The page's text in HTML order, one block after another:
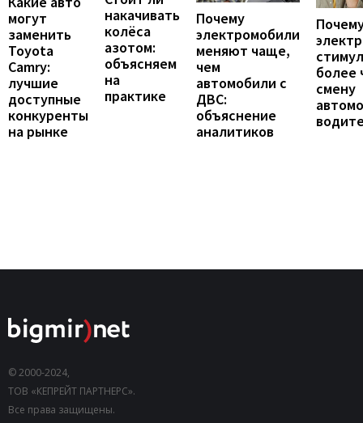
могут
заменить
Toyota
Camry:
лучшие
доступные
конкуренты
на рынке
накачивать
колёса
азотом:
объясняем
на
практике
Почему
электромобили
меняют чаще,
чем
автомобили с
ДВС:
объяснение
аналитиков
более
смену
© 2000-2024,
ТОВ «КЕПРЕЙТ ПАРТНЕРС».
Все права защищены.